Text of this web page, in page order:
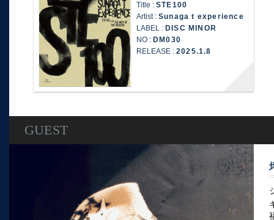
Title : STE100
Artist : Sunaga t experience
LABEL : DISC MINOR
NO : DM030
RELEASE : 2025.1.8
GUEST